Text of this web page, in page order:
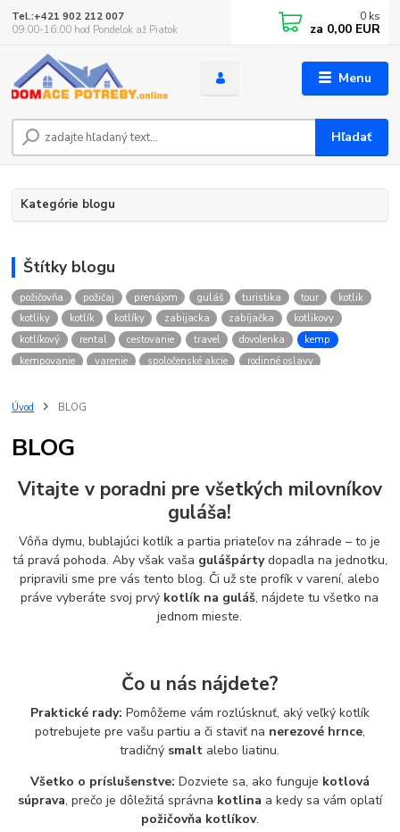
Menu
Hľadať
Tel.:+421 902 212 007
09:00-16:00 hod Pondelok až Piatok
0 ks
za 0,00 EUR
Kategórie blogu
Štítky blogu
požičovňa požičaj prenájom guláš turistika tour
kotlik
kotliky
kotlík kotlíky zabijacka zabíjačka
kotlikovy
kotlíkový
rental cestovanie travel dovolenka
kemp
kempovanie
varenie spoločenské akcie
rodinné oslavy
ovocné pyré
vyprážané palacinky
recept z kuracieho mäsa
chrumkavé palacinky
palacinky v trojobale
recept na panvici
Úvod BLOG
BLOG
Vitajte v poradni pre všetkých milovníkov
guláša!
Vôňa dymu, bublajúci kotlík a partia priateľov na záhrade – to je
tá pravá pohoda. Aby však vaša gulášpártydopadla na jednotku,
pripravili sme pre vás tento blog. Či už ste profík v varení, alebo
práve vyberáte svoj prvý kotlík na guláš, nájdete tu všetko na
jednom mieste.
Čo u nás nájdete?
Praktické rady: Pomôžeme vám rozlúsknuť, aký veľký kotlík
potrebujete pre vašu partiu a či staviť na nerezové hrnce,
tradičný smalt alebo liatinu.
Všetko o príslušenstve: Dozviete sa, ako funguje kotlová
súprava, prečo je dôležitá správna kotlina a kedy sa vám oplatí
požičovňa kotlíkov.